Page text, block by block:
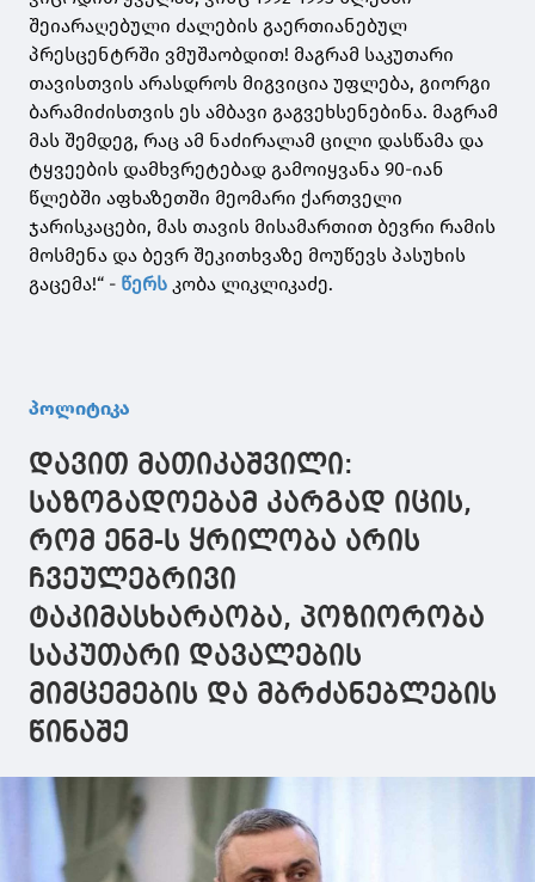
შეიარაღებული ძალების გაერთიანებულ
პრესცენტრში ვმუშაობდით! მაგრამ საკუთარი
თავისთვის არასდროს მიგვიცია უფლება, გიორგი
ბარამიძისთვის ეს ამბავი გაგვეხსენებინა. მაგრამ
მას შემდეგ, რაც ამ ნაძირალამ ცილი დასწამა და
ტყვეების დამხვრეტებად გამოიყვანა 90-იან
წლებში აფხაზეთში მეომარი ქართველი
ჯარისკაცები, მას თავის მისამართით ბევრი რამის
მოსმენა და ბევრ შეკითხვაზე მოუწევს პასუხის
გაცემა!“ - წერს კობა ლიკლიკაძე.
პოლიტიკა
დავით მათიკაშვილი:
საზოგადოებამ კარგად იცის,
რომ ენმ-ს ყრილობა არის
ჩვეულებრივი
ტაკიმასხარაობა, პოზიორობა
საკუთარი დავალების
მიმცემების და მბრძანებლების
წინაშე